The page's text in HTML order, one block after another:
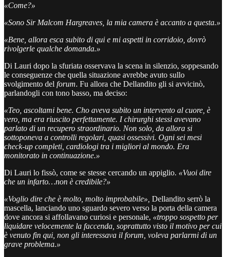
«Come?»
«Sono Sir Malcom Hargreaves, la mia camera è accanto a questa.»
«Bene, allora esca subito di qui e mi aspetti in corridoio, dovrò
rivolgerle qualche domanda.»
Di Lauri dopo la sfuriata osservava la scena in silenzio, soppesando
le conseguenze che quella situazione avrebbe avuto sullo
svolgimento del forum. Fu allora che Dellandito gli si avvicinò,
parlandogli con tono basso, ma deciso:
«Teo, ascoltami bene. Cho aveva subito un intervento al cuore, è
vero, ma era riuscito perfettamente. I chirurghi stessi avevano
parlato di un recupero straordinario. Non solo, da allora si
sottoponeva a controlli regolari, quasi ossessivi. Ogni sei mesi
check-up completi, cardiologi tra i migliori al mondo. Era
monitorato in continuazione.»
Di Lauri lo fissò, come se stesse cercando un appiglio. «Vuoi dire
che un infarto…non è credibile?»
«Voglio dire che è molto, molto improbabile», Dellandito serrò la
mascella, lanciando uno sguardo severo verso la porta della camera
dove ancora si affollavano curiosi e personale, «troppo sospetto per
liquidare velocemente la faccenda, soprattutto visto il motivo per cui
è venuto fin qui, non gli interessava il forum, voleva parlarmi di un
grave problema.»